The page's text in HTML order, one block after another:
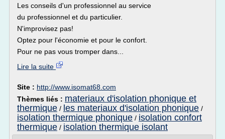
Les conseils d'un professionnel au service
du professionnel et du particulier.
N'improvisez pas!
Optez pour l'économie et pour le confort.
Pour ne pas vous tromper dans...
Lire la suite
Site : http://www.isomat68.com
Thèmes liés : materiaux d'isolation phonique et
thermique / les materiaux d'isolation phonique /
isolation thermique phonique / isolation confort
thermique / isolation thermique isolant